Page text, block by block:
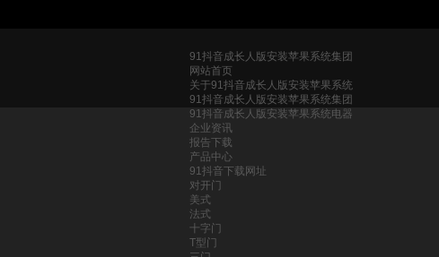
91抖音成长人版安装苹果系统集团
网站首页
关于91抖音成长人版安装苹果系统
91抖音成长人版安装苹果系统集团
91抖音成长人版安装苹果系统电器
企业资讯
报告下载
产品中心
91抖音下载网址
对开门
美式
法式
十字门
T型门